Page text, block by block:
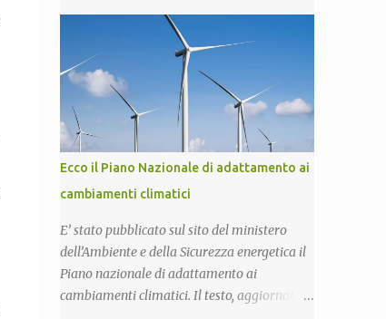
Ecco il Piano Nazionale di adattamento ai
cambiamenti climatici
E’ stato pubblicato sul sito del ministero
dell’Ambiente e della Sicurezza energetica il
Piano nazionale di adattamento ai
cambiamenti climatici. Il testo, aggiornato